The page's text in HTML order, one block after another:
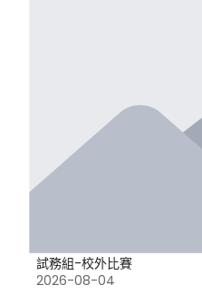
試務組-校外比賽
2026-08-04